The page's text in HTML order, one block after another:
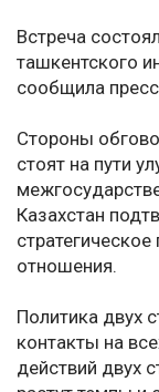
Встреча
ташкентского
сообщила
Стороны
стоят на пути
Казахстан
отношения.
Политика двух
контакты на
действий двух